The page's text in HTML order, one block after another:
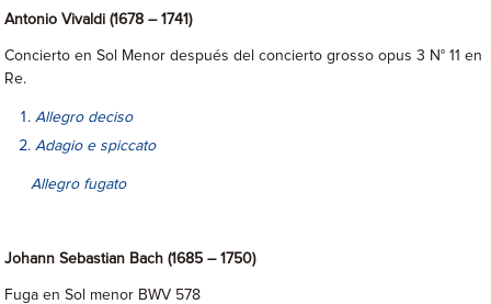
Antonio Vivaldi (1678 – 1741)
Concierto en Sol Menor después del concierto grosso opus 3 N° 11 en
Re.
Allegro deciso
Adagio e spiccato
Allegro fugato
Johann Sebastian Bach (1685 – 1750)
Fuga en Sol menor BWV 578